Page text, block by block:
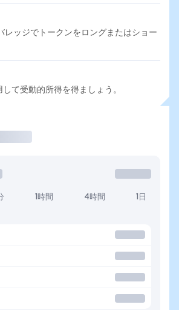
レッジでトークンをロングまたはショー
て受動的所得を得ましょう。
1時間 4時間 1日